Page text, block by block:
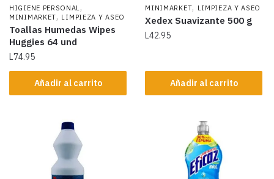
HIGIENE PERSONAL ,
MINIMARKET, LIMPIEZA Y ASEO
Toallas Humedas Wipes
Huggies 64 und
L74.95
Añadir al carrito
MINIMARKET, LIMPIEZA Y ASEO
Xedex Suavizante 500 g
L42.95
Añadir al carrito